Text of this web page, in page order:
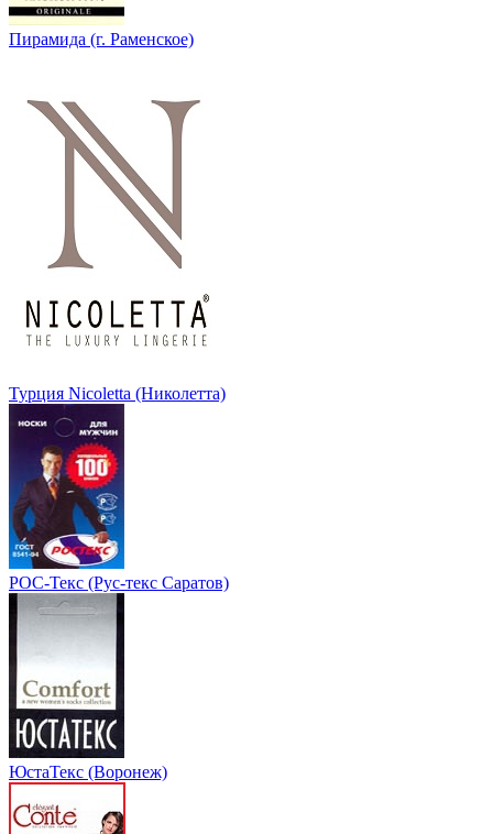
Пирамида (г. Раменское)
Турция Nicoletta (Николетта)
РОС-Текс (Рус-текс Саратов)
ЮстаТекс (Воронеж)